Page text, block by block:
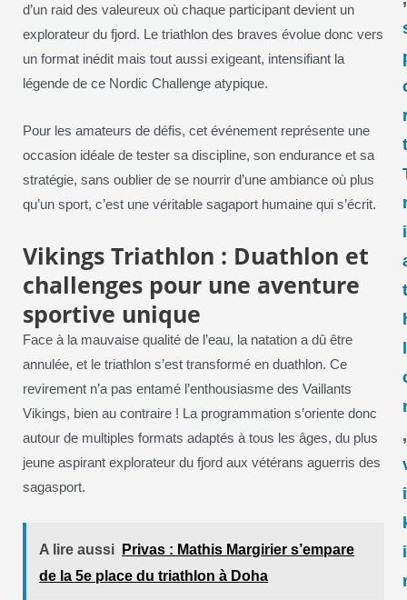
d’un raid des valeureux où chaque participant devient un
explorateur du fjord. Le triathlon des braves évolue donc vers
un format inédit mais tout aussi exigeant, intensifiant la
légende de ce Nordic Challenge atypique.
Pour les amateurs de défis, cet événement représente une
occasion idéale de tester sa discipline, son endurance et sa
stratégie, sans oublier de se nourrir d’une ambiance où plus
qu’un sport, c’est une véritable sagaport humaine qui s’écrit.
Vikings Triathlon : Duathlon et
challenges pour une aventure
sportive unique
Face à la mauvaise qualité de l’eau, la natation a dû être
annulée, et le triathlon s’est transformé en duathlon. Ce
revirement n’a pas entamé l’enthousiasme des Vaillants
Vikings, bien au contraire ! La programmation s’oriente donc
autour de multiples formats adaptés à tous les âges, du plus
jeune aspirant explorateur du fjord aux vétérans aguerris des
sagasport.
A lire aussi
Privas : Mathis Margirier s’empare
de la 5e place du triathlon à Doha
i
,
i
i